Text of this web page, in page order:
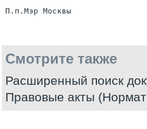
Смотрите также
Расширенный поиск
Правовые акты